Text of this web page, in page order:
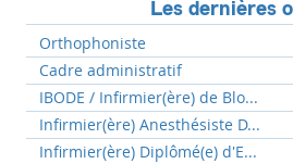
Les dernières
Orthophoniste
Cadre administratif
IBODE / Infirmier(ère) de Blo...
Infirmier(ère) Anesthésiste D...
Infirmier(ère) Diplômé(e) d'E...